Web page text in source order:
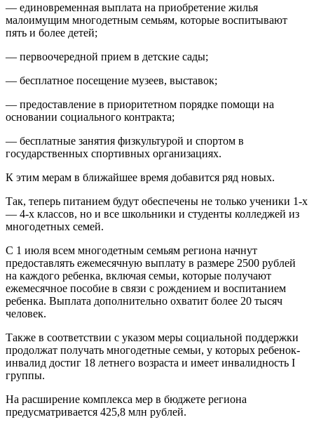
— единовременная выплата на приобретение жилья
малоимущим многодетным семьям, которые воспитывают
пять и более детей;
— первоочередной прием в детские сады;
— бесплатное посещение музеев, выставок;
— предоставление в приоритетном порядке помощи на
основании социального контракта;
— бесплатные занятия физкультурой и спортом в
государственных спортивных организациях.
К этим мерам в ближайшее время добавится ряд новых.
Так, теперь питанием будут обеспечены не только ученики 1-х
— 4-х классов, но и все школьники и студенты колледжей из
многодетных семей.
С 1 июля всем многодетным семьям региона начнут
предоставлять ежемесячную выплату в размере 2500 рублей
на каждого ребенка, включая семьи, которые получают
ежемесячное пособие в связи с рождением и воспитанием
ребенка. Выплата дополнительно охватит более 20 тысяч
человек.
Также в соответствии с указом меры социальной поддержки
продолжат получать многодетные семьи, у которых ребенок-
инвалид достиг 18 летнего возраста и имеет инвалидность I
группы.
На расширение комплекса мер в бюджете региона
предусматривается 425,8 млн рублей.